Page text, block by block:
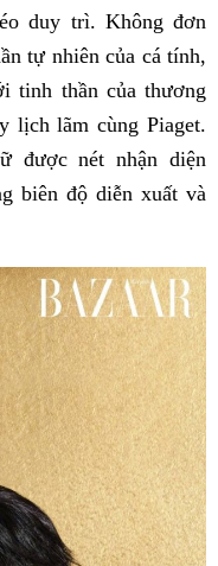
duy trì. Không đơn
tự nhiên của cá tính,
tinh thần của thương
lịch lãm cùng Piaget.
được nét nhận diện
biên độ diễn xuất và